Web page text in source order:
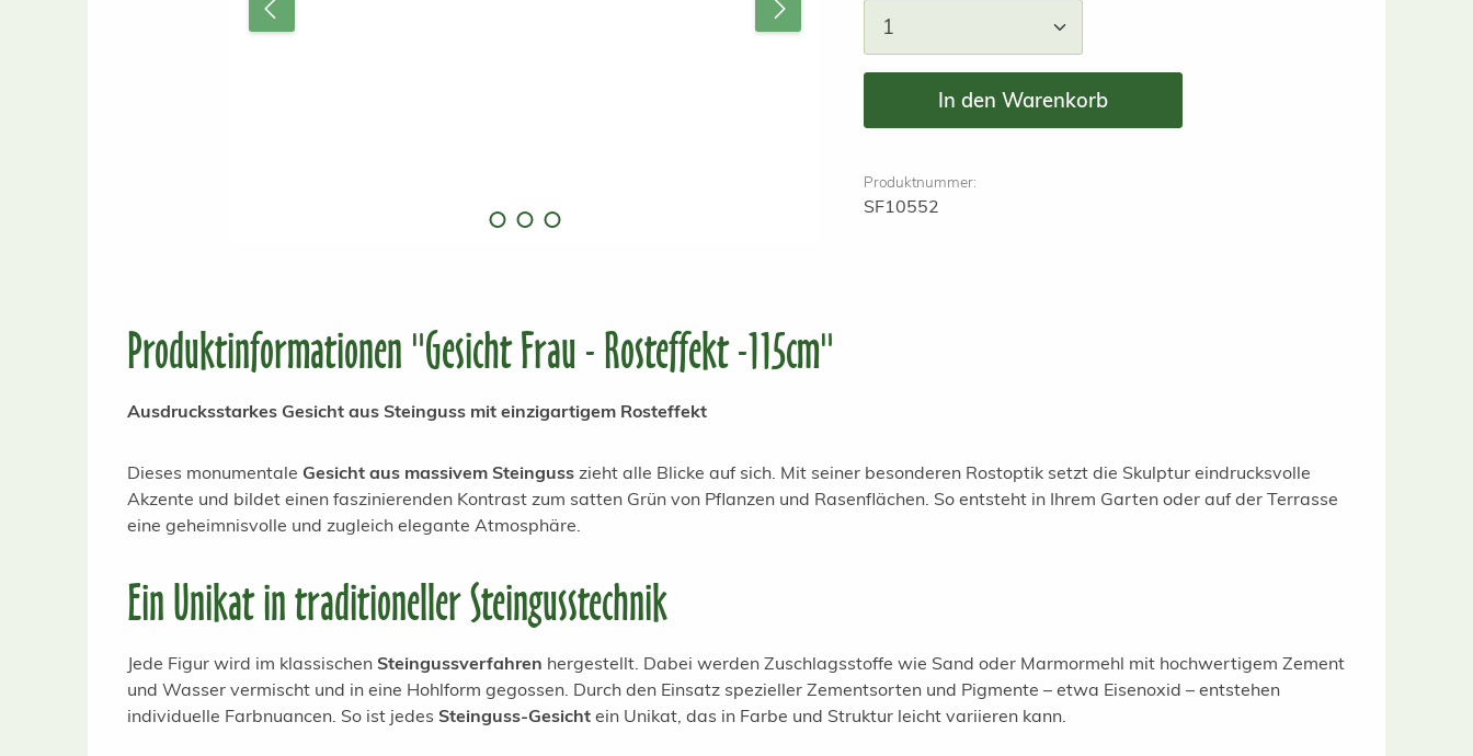
Produkt Anzahl: Gib den gewünschten Wert ein
In den Warenkorb
Produktnummer:
SF10552
Produktinformationen "Gesicht Frau - Rosteffekt -115cm"
Ausdrucksstarkes Gesicht aus Steinguss mit einzigartigem Rosteffekt
Dieses monumentale Gesicht aus massivem Steinguss zieht alle Blicke auf sich. Mit seiner besonderen Rostoptik setzt die Skulptur eindrucksvolle
Akzente und bildet einen faszinierenden Kontrast zum satten Grün von Pflanzen und Rasenflächen. So entsteht in Ihrem Garten oder auf der Terrasse
eine geheimnisvolle und zugleich elegante Atmosphäre.
Ein Unikat in traditioneller Steingusstechnik
Jede Figur wird im klassischen Steingussverfahren hergestellt. Dabei werden Zuschlagsstoffe wie Sand oder Marmormehl mit hochwertigem Zement
und Wasser vermischt und in eine Hohlform gegossen. Durch den Einsatz spezieller Zementsorten und Pigmente – etwa Eisenoxid – entstehen
individuelle Farbnuancen. So ist jedes Steinguss-Gesicht ein Unikat, das in Farbe und Struktur leicht variieren kann.